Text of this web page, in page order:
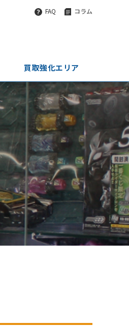
FAQ コラム
買取強化エリア